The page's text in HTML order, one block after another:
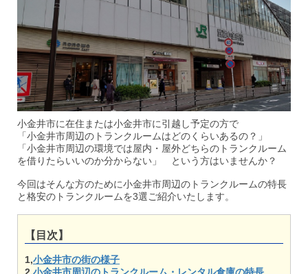
小金井市に在住または小金井市に引越し予定の方で
「小金井市周辺のトランクルームはどのくらいあるの？」
「小金井市周辺の環境では屋内・屋外どちらのトランクルーム
を借りたらいいのか分からない」 という方はいませんか？
今回はそんな方のために小金井市周辺のトランクルームの特長
と格安のトランクルームを3選ご紹介いたします。
【目次】
1,小金井市の街の様子